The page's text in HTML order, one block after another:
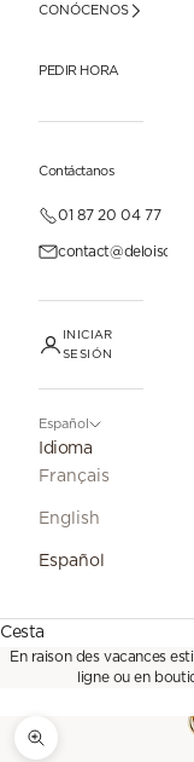
CONÓCENOS
PEDIR HORA
Contáctanos
01 87 20 04 77
INICIAR
SESIÓN
Español
Idioma
Français
English
Español
Cesta
En raison des vacances
ligne ou en
Zoom